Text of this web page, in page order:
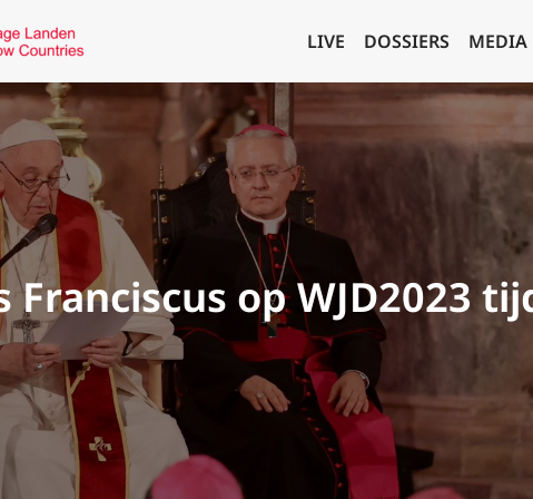
LIVE DOSSIERS MEDIA
Franciscus op WJD2023